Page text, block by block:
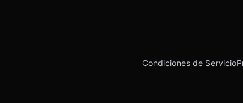
Condiciones de Servicio